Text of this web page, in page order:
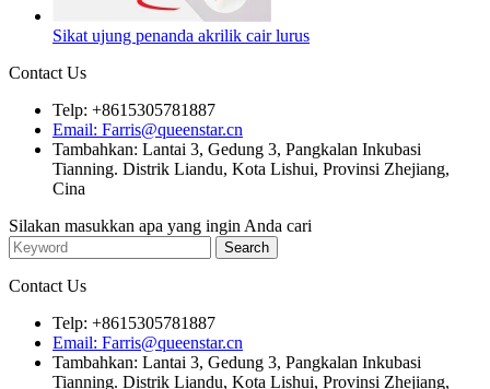
Sikat ujung penanda akrilik cair lurus
Contact Us
Telp: +8615305781887
Email: Farris@queenstar.cn
Tambahkan: Lantai 3, Gedung 3, Pangkalan Inkubasi
Tianning. Distrik Liandu, Kota Lishui, Provinsi Zhejiang,
Cina
Silakan masukkan apa yang ingin Anda cari
Contact Us
Telp: +8615305781887
Email: Farris@queenstar.cn
Tambahkan: Lantai 3, Gedung 3, Pangkalan Inkubasi
Tianning. Distrik Liandu, Kota Lishui, Provinsi Zhejiang,